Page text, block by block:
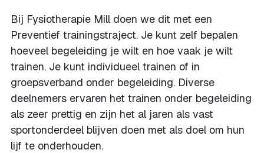
Bij Fysiotherapie Mill doen we dit met een
Preventief trainingstraject. Je kunt zelf bepalen
hoeveel begeleiding je wilt en hoe vaak je wilt
trainen. Je kunt individueel trainen of in
groepsverband onder begeleiding. Diverse
deelnemers ervaren het trainen onder begeleiding
als zeer prettig en zijn het al jaren als vast
sportonderdeel blijven doen met als doel om hun
lijf te onderhouden.